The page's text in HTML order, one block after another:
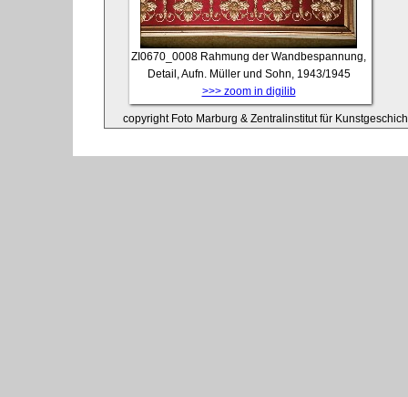
ZI0670_0008 Rahmung der Wandbespannung,
Detail, Aufn. Müller und Sohn, 1943/1945
>>> zoom in digilib
copyright Foto Marburg & Zentralinstitut für